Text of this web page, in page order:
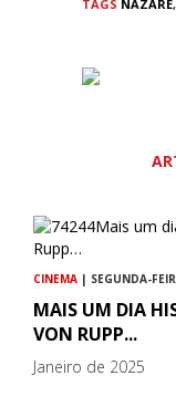
TAGS NAZARÉ,
CINEMA | SEGUNDA-
MAIS UM DIA
VON RUPP...
Janeiro de 2025